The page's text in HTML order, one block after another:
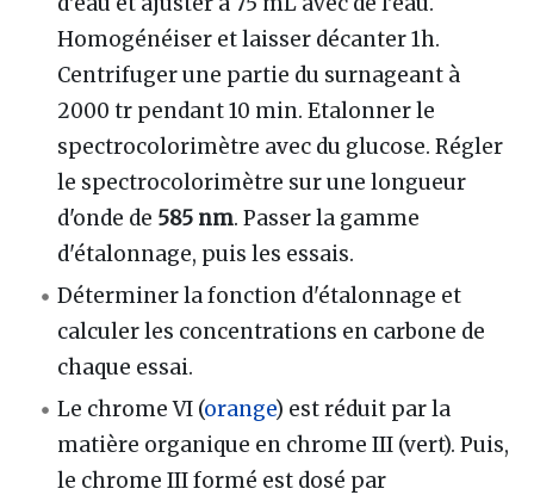
Homogénéiser et laisser décanter 1h.
Centrifuger une partie du surnageant à
2000 tr pendant 10 min. Etalonner le
spectrocolorimètre avec du glucose. Régler
le spectrocolorimètre sur une longueur
d'onde de 585 nm. Passer la gamme
d'étalonnage, puis les essais.
Déterminer la fonction d'étalonnage et
calculer les concentrations en carbone de
chaque essai.
Le chrome VI (orange) est réduit par la
matière organique en chrome III (vert). Puis,
le chrome III formé est dosé par